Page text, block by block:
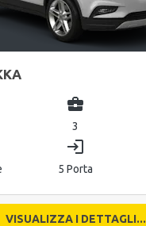
business_center
3
login
5 Porta
VISUALIZZA I DETTAGLI...